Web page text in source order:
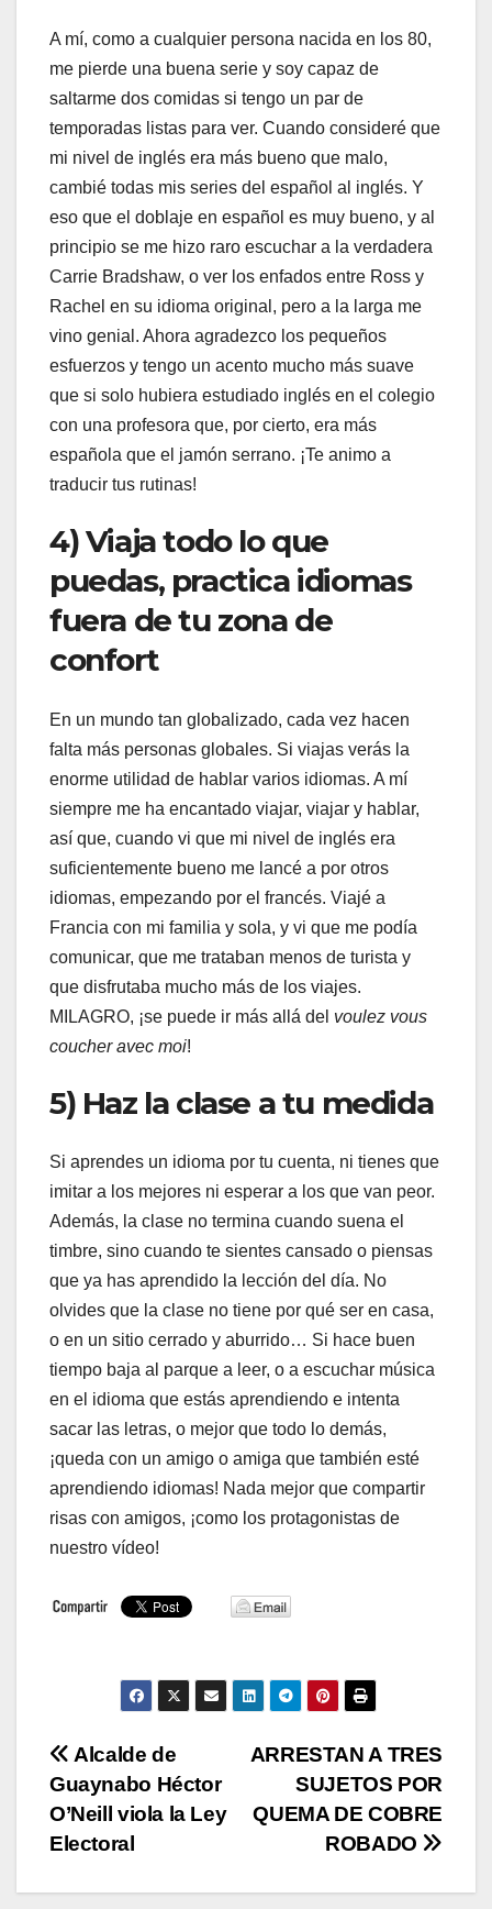
A mí, como a cualquier persona nacida en los 80,
me pierde una buena serie y soy capaz de
saltarme dos comidas si tengo un par de
temporadas listas para ver. Cuando consideré que
mi nivel de inglés era más bueno que malo,
cambié todas mis series del español al inglés. Y
eso que el doblaje en español es muy bueno, y al
principio se me hizo raro escuchar a la verdadera
Carrie Bradshaw, o ver los enfados entre Ross y
Rachel en su idioma original, pero a la larga me
vino genial. Ahora agradezco los pequeños
esfuerzos y tengo un acento mucho más suave
que si solo hubiera estudiado inglés en el colegio
con una profesora que, por cierto, era más
española que el jamón serrano. ¡Te animo a
traducir tus rutinas!
4) Viaja todo lo que
puedas, practica idiomas
fuera de tu zona de
confort
En un mundo tan globalizado, cada vez hacen
falta más personas globales. Si viajas verás la
enorme utilidad de hablar varios idiomas. A mí
siempre me ha encantado viajar, viajar y hablar,
así que, cuando vi que mi nivel de inglés era
suficientemente bueno me lancé a por otros
idiomas, empezando por el francés. Viajé a
Francia con mi familia y sola, y vi que me podía
comunicar, que me trataban menos de turista y
que disfrutaba mucho más de los viajes.
MILAGRO, ¡se puede ir más allá del voulez vous
coucher avec moi!
5) Haz la clase a tu medida
Si aprendes un idioma por tu cuenta, ni tienes que
imitar a los mejores ni esperar a los que van peor.
Además, la clase no termina cuando suena el
timbre, sino cuando te sientes cansado o piensas
que ya has aprendido la lección del día. No
olvides que la clase no tiene por qué ser en casa,
o en un sitio cerrado y aburrido… Si hace buen
tiempo baja al parque a leer, o a escuchar música
en el idioma que estás aprendiendo e intenta
sacar las letras, o mejor que todo lo demás,
¡queda con un amigo o amiga que también esté
aprendiendo idiomas! Nada mejor que compartir
risas con amigos, ¡como los protagonistas de
nuestro vídeo!
Navegación
de
entradas
ARRESTAN A TRES
SUJETOS POR
QUEMA DE COBRE
ROBADO
Alcalde de
Guaynabo Héctor
O’Neill viola la Ley
Electoral